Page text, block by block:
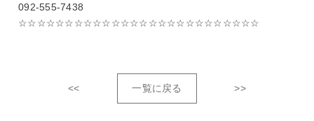
092-555-7438
☆☆☆☆☆☆☆☆☆☆☆☆☆☆☆☆☆☆☆☆☆☆☆☆☆☆
<< 一覧に戻る >>